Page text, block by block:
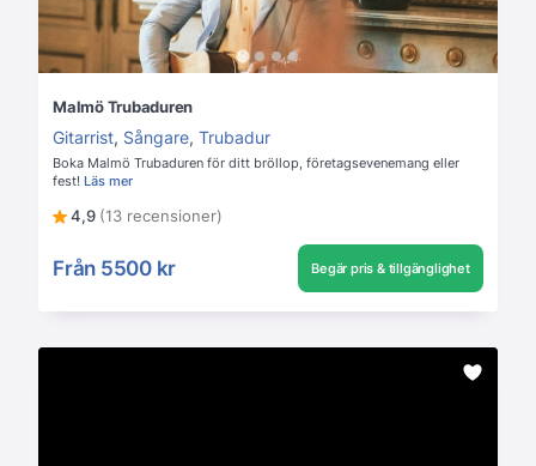
Malmö Trubaduren
Gitarrist, Sångare, Trubadur
Boka Malmö Trubaduren för ditt bröllop, företagsevenemang eller
fest! Läs mer
4,9 (13 recensioner)
Från 5500 kr Begär pris & tillgänglighet